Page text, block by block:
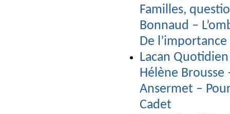
Familles,
Bonnaud –
De
Lacan
Hélène Brousse
Ansermet –
Cadet